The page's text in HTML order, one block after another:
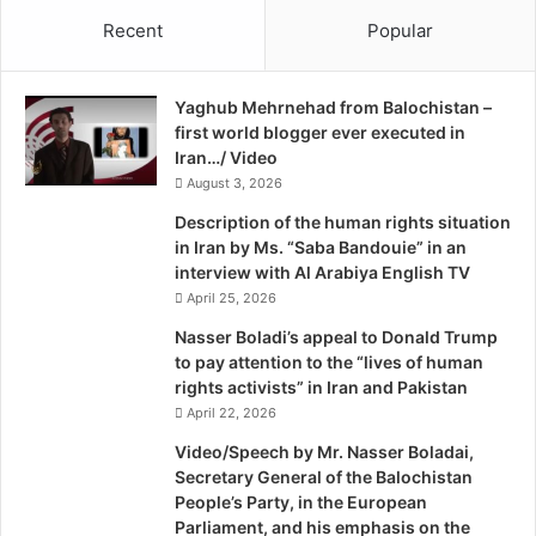
اکنون برخلاف گذشته که غالباً از سوزن دوزی برای تزئین لباس‌های
زنانه استفاده می‌شد، از این هنر دست برای تزئین کت، مانتو، کیف
زنانه، کیف پول، پیراهن، کاپشن، چکمه، کمربند، پارچه، کراوات، جلد
عینک، جاکلیدی، قاب عکس، جای دستمال کاغذی، دستمال سفره و
شلوار نیز استفاده می‌شود.
سفر وی به سیستان و بلوچستان است، درباره سوزن‌دوزی بلوچ
نوشته است: “شاهکار زن بلوچ در سر انگشتان رنجیده اوست، وقتی
که سوزن به دست می‌گیرد حاصل کارش را در تن پیرهنش باید دید
اما حیرتم از این است که زن بلوچ در این صحرای خشک، این همه
رنگ و نقش عجیب را از کجا آورده است که به این ظرافت
وی در ادامه نوشته است: “گل‌دوزی زن بلوچ به تازگی در تهران
ه
ن
چ
o
o
n
Recent Popular
Yaghub Mehrnehad from Balochistan –
first world blogger ever executed in
Iran…/ Video
August 3, 2026
Description of the human rights situation
in Iran by Ms. “Saba Bandouie” in an
interview with Al Arabiya English TV
April 25, 2026
Nasser Boladi’s appeal to Donald Trump
to pay attention to the “lives of human
rights activists” in Iran and Pakistan
April 22, 2026
Video/Speech by Mr. Nasser Boladai,
Secretary General of the Balochistan
People’s Party, in the European
Parliament, and his emphasis on the